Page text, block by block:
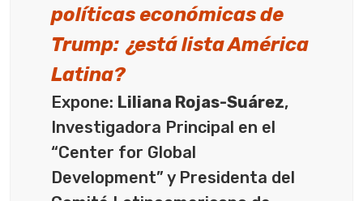
políticas económicas de
Trump: ¿está lista América
Latina?
Expone: Liliana Rojas-Suárez,
Investigadora Principal en el
“Center for Global
Development” y Presidenta del